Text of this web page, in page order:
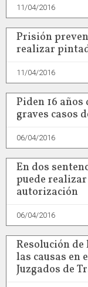
11/04/2016
Prisión
realizar
11/04/2016
Piden 16 años
graves casos
06/04/2016
En dos
puede
autorización
06/04/2016
Resolución de
las causas en
Juzgados de